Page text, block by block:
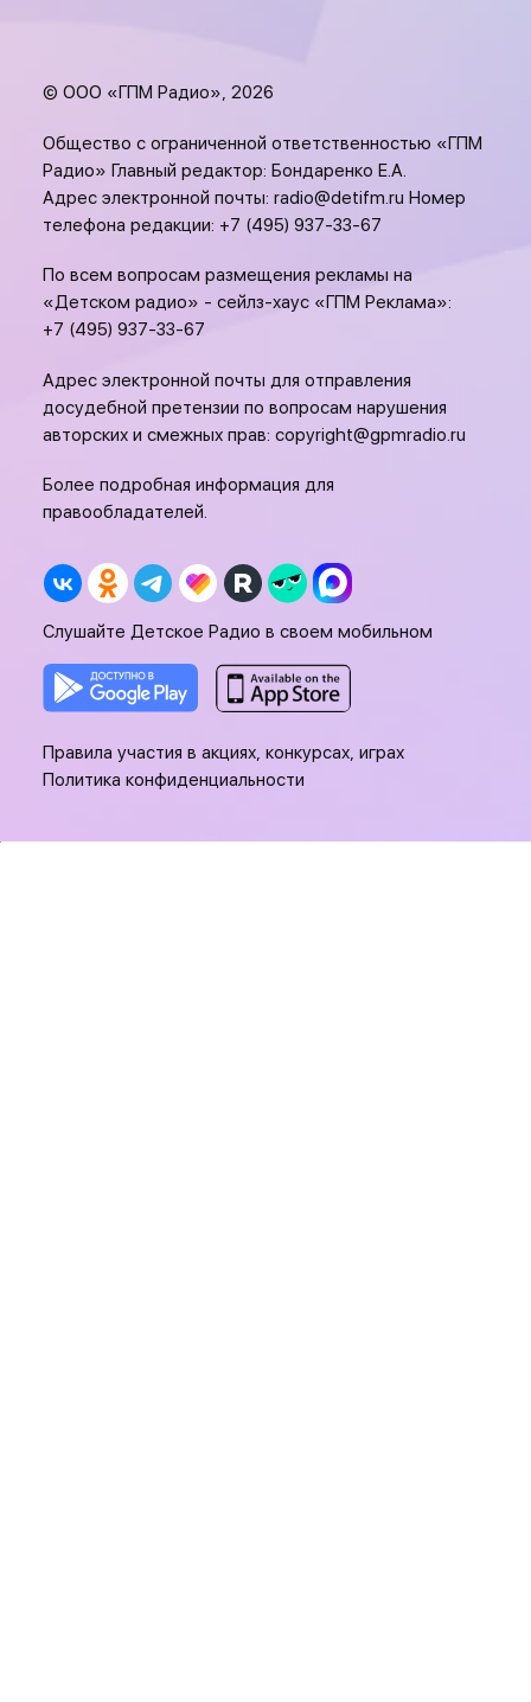
© ООО «ГПМ Радио», 2026
Общество с ограниченной ответственностью «ГПМ
Радио» Главный редактор: Бондаренко Е.А.
Адрес электронной почты: radio@detifm.ru Номер
телефона редакции: +7 (495) 937-33-67
По всем вопросам размещения рекламы на
«Детском радио» - сейлз-хаус «ГПМ Реклама»:
+7 (495) 937-33-67
Адрес электронной почты для отправления
досудебной претензии по вопросам нарушения
авторских и смежных прав: copyright@gpmradio.ru
Более подробная информация для
правообладателей.
Слушайте Детское Радио в своем мобильном
Правила участия в акциях, конкурсах, играх
Политика конфиденциальности